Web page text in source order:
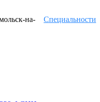
Специальности
на-